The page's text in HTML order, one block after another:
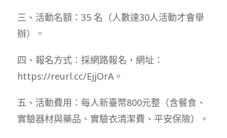
三、活動名額：35 名（人數達30人活動才會舉
辦）。
四、報名方式：採網路報名，網址：
https://reurl.cc/EjjOrA。
五、活動費用：每人新臺幣800元整（含餐食、
實驗器材與藥品、實驗衣清潔費、平安保險）。